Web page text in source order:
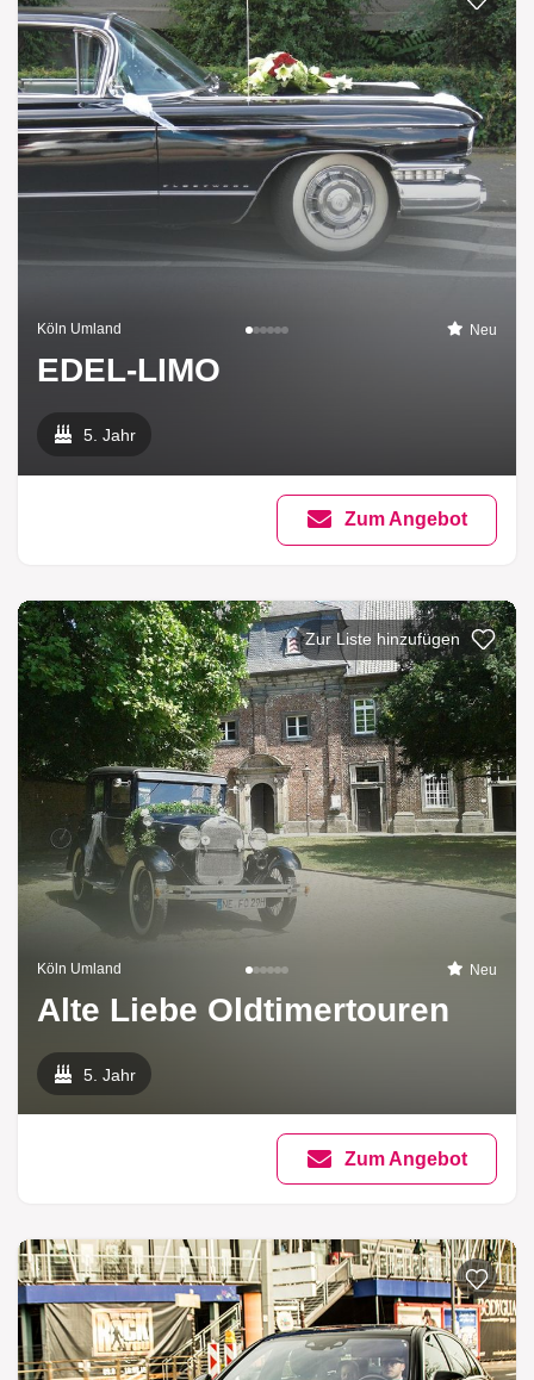
Köln Umland Neu
EDEL-LIMO
5. Jahr
Zum Angebot
Zur Liste hinzufügen
Köln Umland Neu
Alte Liebe Oldtimertouren
5. Jahr
Zum Angebot